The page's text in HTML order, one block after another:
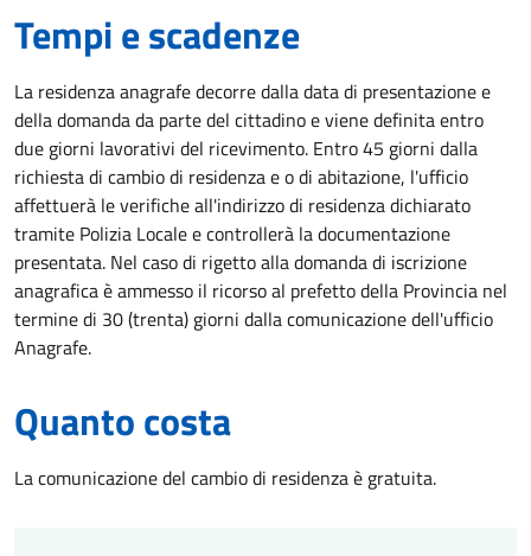
Tempi e scadenze
La residenza anagrafe decorre dalla data di presentazione e
della domanda da parte del cittadino e viene definita entro
due giorni lavorativi del ricevimento. Entro 45 giorni dalla
richiesta di cambio di residenza e o di abitazione, l'ufficio
affettuerà le verifiche all'indirizzo di residenza dichiarato
tramite Polizia Locale e controllerà la documentazione
presentata. Nel caso di rigetto alla domanda di iscrizione
anagrafica è ammesso il ricorso al prefetto della Provincia nel
termine di 30 (trenta) giorni dalla comunicazione dell'ufficio
Anagrafe.
Quanto costa
La comunicazione del cambio di residenza è gratuita.